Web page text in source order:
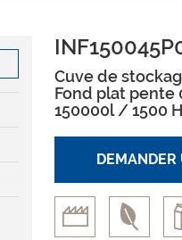
Cuve de
Fond plat pente
150000l / 1500
DEMANDER